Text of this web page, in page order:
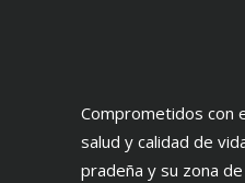
Comprometidos con
salud y calidad de
pradeña y su zona